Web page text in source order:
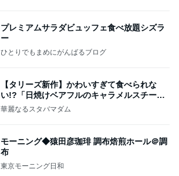
プレミアムサラダビュッフェ食べ放題シズラ
ー
ひとりでもまめにがんばるブログ
【タリーズ新作】かわいすぎて食べられな
い!?「日焼けベアフルのキャラメルスチーム
ケーキ」を実食
華麗なるスタバマダム
モーニング◆猿田彦珈琲 調布焙煎ホール＠調
布
東京モーニング日和